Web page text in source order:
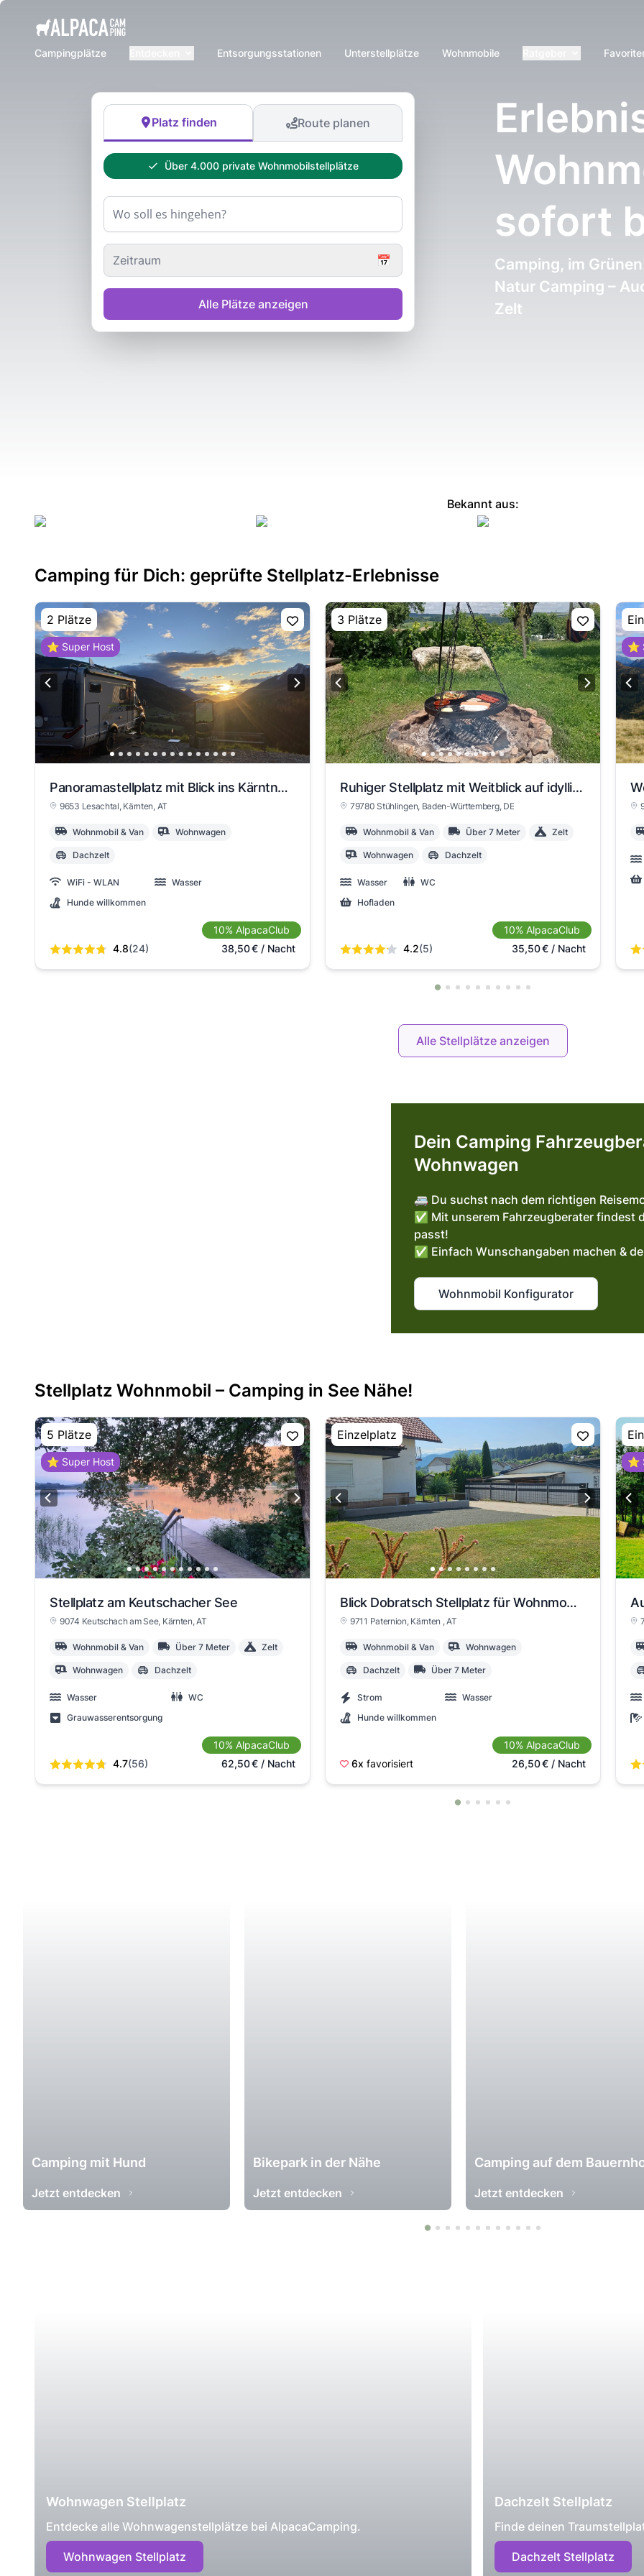
Campingplätze
Entsorgungsstationen Unterstellplätze Wohnmobile
Platz finden Route planen
Über 4.000 private Wohnmobilstellplätze
Zeitraum 📅
Alle Plätze anzeigen
sofort
Camping, im
Natur Camping –
Zelt
Bekannt aus:
Camping für Dich: geprüfte Stellplatz-Erlebnisse
2 Plätze
⭐ Super Host
Panoramastellplatz mit Blick ins Kärntner Land
9653 Lesachtal, Kärnten, AT
Wohnmobil & Van Wohnwagen
Dachzelt
WiFi - WLAN
Wasser
Hunde willkommen
4.8(24)
10% AlpacaClub
38,50€ / Nacht
3 Plätze
Ruhiger Stellplatz mit Weitblick auf idyllischer Wiese
79780 Stühlingen, Baden-Württemberg, DE
Wohnmobil & Van Über 7 Meter Zelt
Wohnwagen Dachzelt
Wasser
WC
Hofladen
4.2(5)
10% AlpacaClub
35,50€ / Nacht
⭐
Alle Stellplätze anzeigen
Dein Camping
Wohnwagen
🚐 Du suchst nach dem richtigen
✅ Mit unserem Fahrzeugberater findest
passt!
✅ Einfach Wunschangaben machen &
Wohnmobil Konfigurator
Stellplatz Wohnmobil – Camping in See Nähe!
5 Plätze
⭐ Super Host
Stellplatz am Keutschacher See
9074 Keutschach am See, Kärnten, AT
Wohnmobil & Van Über 7 Meter Zelt
Wohnwagen Dachzelt
Wasser
WC
Grauwasserentsorgung
4.7(56)
10% AlpacaClub
62,50€ / Nacht
Einzelplatz
Blick Dobratsch Stellplatz für Wohnmobil & Wohnwagen
9711 Paternion, Kärnten , AT
Wohnmobil & Van Wohnwagen
Dachzelt Über 7 Meter
Strom
Wasser
Hunde willkommen
6x favorisiert
10% AlpacaClub
26,50€ / Nacht
⭐
Camping mit Hund
Jetzt entdecken
Bikepark in der Nähe
Jetzt entdecken
Camping auf dem
Jetzt entdecken
Wohnwagen Stellplatz
Entdecke alle Wohnwagenstellplätze bei AlpacaCamping.
Wohnwagen Stellplatz
Dachzelt Stellplatz
Finde deinen
Dachzelt Stellplatz